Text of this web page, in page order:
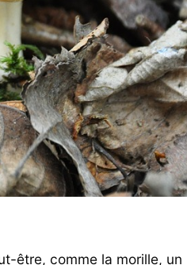
être, comme la morille, un